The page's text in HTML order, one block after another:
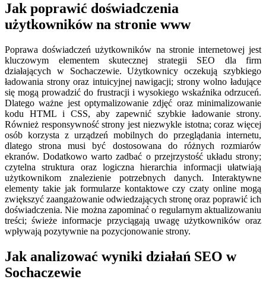
Jak poprawić doświadczenia
użytkowników na stronie www
Poprawa doświadczeń użytkowników na stronie internetowej jest
kluczowym elementem skutecznej strategii SEO dla firm
działających w Sochaczewie. Użytkownicy oczekują szybkiego
ładowania strony oraz intuicyjnej nawigacji; strony wolno ładujące
się mogą prowadzić do frustracji i wysokiego wskaźnika odrzuceń.
Dlatego ważne jest optymalizowanie zdjęć oraz minimalizowanie
kodu HTML i CSS, aby zapewnić szybkie ładowanie strony.
Również responsywność strony jest niezwykle istotna; coraz więcej
osób korzysta z urządzeń mobilnych do przeglądania internetu,
dlatego strona musi być dostosowana do różnych rozmiarów
ekranów. Dodatkowo warto zadbać o przejrzystość układu strony;
czytelna struktura oraz logiczna hierarchia informacji ułatwiają
użytkownikom znalezienie potrzebnych danych. Interaktywne
elementy takie jak formularze kontaktowe czy czaty online mogą
zwiększyć zaangażowanie odwiedzających stronę oraz poprawić ich
doświadczenia. Nie można zapominać o regularnym aktualizowaniu
treści; świeże informacje przyciągają uwagę użytkowników oraz
wpływają pozytywnie na pozycjonowanie strony.
Jak analizować wyniki działań SEO w
Sochaczewie